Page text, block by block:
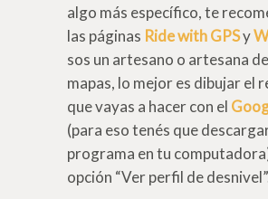
algo más específico, te
las páginas Ride with GPSy
sos un artesano o artesana
mapas, lo mejor es dibujar el
que vayas a hacer con el
(para eso tenés que
programa en tu
opción “Ver perfil de